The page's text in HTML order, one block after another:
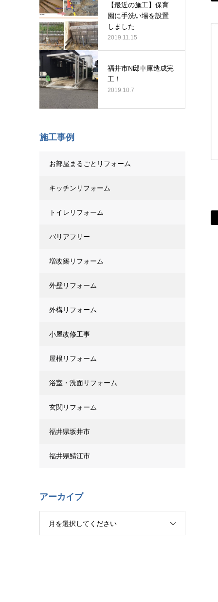
【最近の施工】保育
園に手洗い場を設置
しました
2019.11.15
福井市N邸車庫造成完
工！
2019.10.7
施工事例
お部屋まるごとリフォーム
キッチンリフォーム
トイレリフォーム
バリアフリー
増改築リフォーム
外壁リフォーム
外構リフォーム
小屋改修工事
屋根リフォーム
浴室・洗面リフォーム
玄関リフォーム
福井県坂井市
福井県鯖江市
アーカイブ
月を選択してください